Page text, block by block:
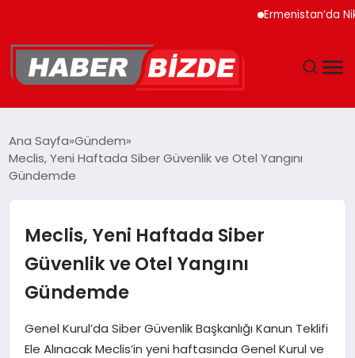
Ermenistan’da Nikol
YAŞAM
MAGAZIN
SPOR
Ana Sayfa Gündem
Meclis, Yeni Haftada Siber Güvenlik ve Otel Yangını
Gündemde
Meclis, Yeni Haftada Siber
Güvenlik ve Otel Yangını
Gündemde
Genel Kurul’da Siber Güvenlik Başkanlığı Kanun Teklifi
Ele Alınacak Meclis’in yeni haftasında Genel Kurul ve